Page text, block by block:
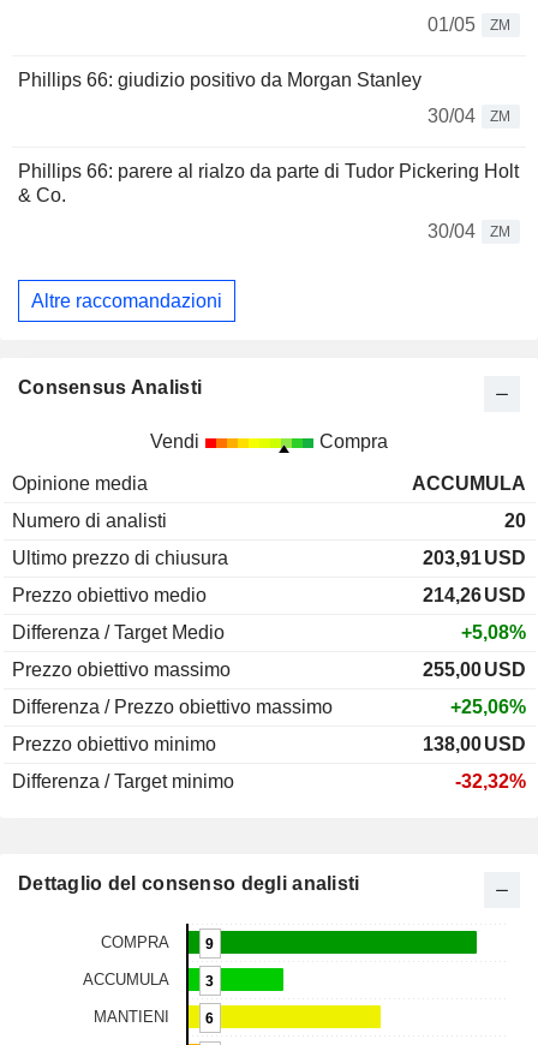
01/05
ZM
Phillips 66: giudizio positivo da Morgan Stanley
30/04
ZM
Phillips 66: parere al rialzo da parte di Tudor Pickering Holt
& Co.
30/04
ZM
Altre raccomandazioni
Consensus Analisti
Vendi Compra
Opinione media
ACCUMULA
Numero di analisti
20
Ultimo prezzo di chiusura
203,91USD
Prezzo obiettivo medio
214,26USD
Differenza / Target Medio
+5,08%
Prezzo obiettivo massimo
255,00USD
Differenza / Prezzo obiettivo massimo
+25,06%
Prezzo obiettivo minimo
138,00USD
Differenza / Target minimo
-32,32%
Dettaglio del consenso degli analisti